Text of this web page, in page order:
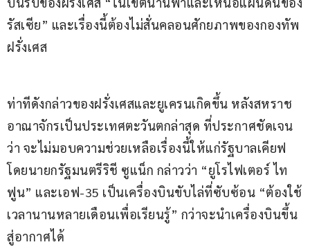
รัสเซีย” และเรื่องนี้ต้องไม่สั่นคลอนศักยภาพของกองทัพ
ฝรั่งเศส
ท่าทีดังกล่าวของฝรั่งเศสและยูเครนเกิดขึ้น หลังสหราช
อาณาจักรเป็นประเทศตะวันตกล่าสุด ที่ประกาศชัดเจน
ว่า จะไม่มอบความช่วยเหลือเรื่องนี้ให้แก่รัฐบาลเคียฟ
โดยนายกรัฐมนตรีริชี ซูแน็ก กล่าวว่า “ยูโรไฟเตอร์ ไท
ฟูน” และเอฟ-35 เป็นเครื่องบินขับไล่ที่ซับซ้อน “ต้องใช้
เวลานานหลายเดือนเพื่อเรียนรู้” กว่าจะนำเครื่องบินขึ้น
สู่อากาศได้